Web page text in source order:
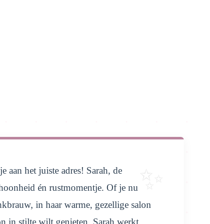
aan het juiste adres! Sarah, de
én rustmomentje. Of je nu
in haar warme, gezellige salon
in stilte wilt genieten. Sarah werkt